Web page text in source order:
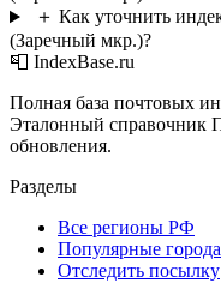
＋ Как уточнить
(Заречный мкр.)?
📮 IndexBase.ru
Полная база почтовых
Эталонный справочник
обновления.
Разделы
Все регионы РФ
Популярные города
Отследить посылку